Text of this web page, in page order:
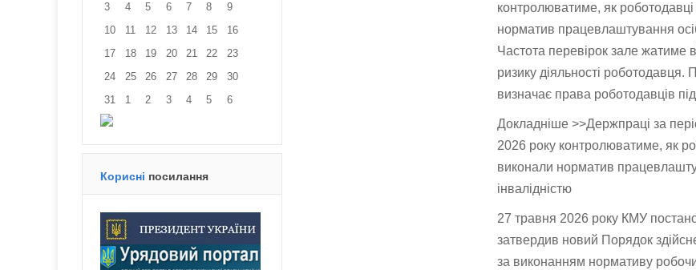
контролюватиме, як
норматив працевлаштування
Частота перевірок зале жатиме
ризику діяльності роботодавця.
визначає права роботодавців
Докладніше >>Держпраці за
2026 року контролюватиме, як
виконали норматив
інвалідністю
27 травня 2026 року КМУ
затвердив новий Порядок
за виконанням нормативу
3
4 5 6 7 8
9
10
11 12 13 14 15
16
17
18 19 20 21 22
23
24
25 26 27 28 29
30
31
1 2 3 4 5 6
Корисні посилання